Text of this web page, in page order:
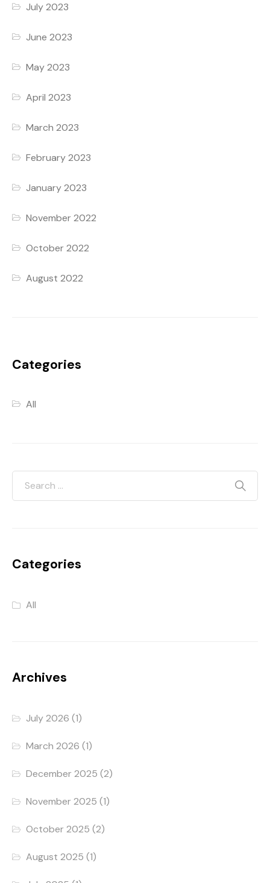
July 2023
June 2023
May 2023
April 2023
March 2023
February 2023
January 2023
November 2022
October 2022
August 2022
Categories
All
Categories
All
Archives
July 2026 (1)
March 2026 (1)
December 2025 (2)
November 2025 (1)
October 2025 (2)
August 2025 (1)